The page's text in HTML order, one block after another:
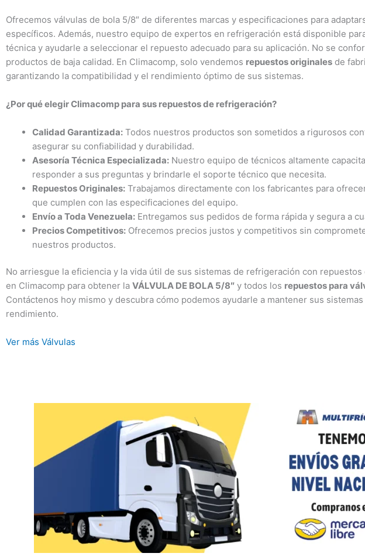
Ofrecemos válvulas de bola 5/8″ de diferentes marcas y especificaciones para
específicos. Además, nuestro equipo de expertos en refrigeración está disponible
técnica y ayudarle a seleccionar el repuesto adecuado para su aplicación. No se
productos de baja calidad. En Climacomp, solo vendemos repuestos originales de
garantizando la compatibilidad y el rendimiento óptimo de sus sistemas.
¿Por qué elegir Climacomp para sus repuestos de refrigeración?
Calidad Garantizada: Todos nuestros productos son sometidos a rigurosos
asegurar su confiabilidad y durabilidad.
Asesoría Técnica Especializada: Nuestro equipo de técnicos altamente
responder a sus preguntas y brindarle el soporte técnico que necesita.
Repuestos Originales: Trabajamos directamente con los fabricantes para
que cumplen con las especificaciones del equipo.
Envío a Toda Venezuela: Entregamos sus pedidos de forma rápida y segura a
Precios Competitivos: Ofrecemos precios justos y competitivos sin
nuestros productos.
No arriesgue la eficiencia y la vida útil de sus sistemas de refrigeración con repuestos
en Climacomp para obtener la VÁLVULA DE BOLA 5/8″ y todos los repuestos para
Contáctenos hoy mismo y descubra cómo podemos ayudarle a mantener sus
rendimiento.
Ver más Válvulas